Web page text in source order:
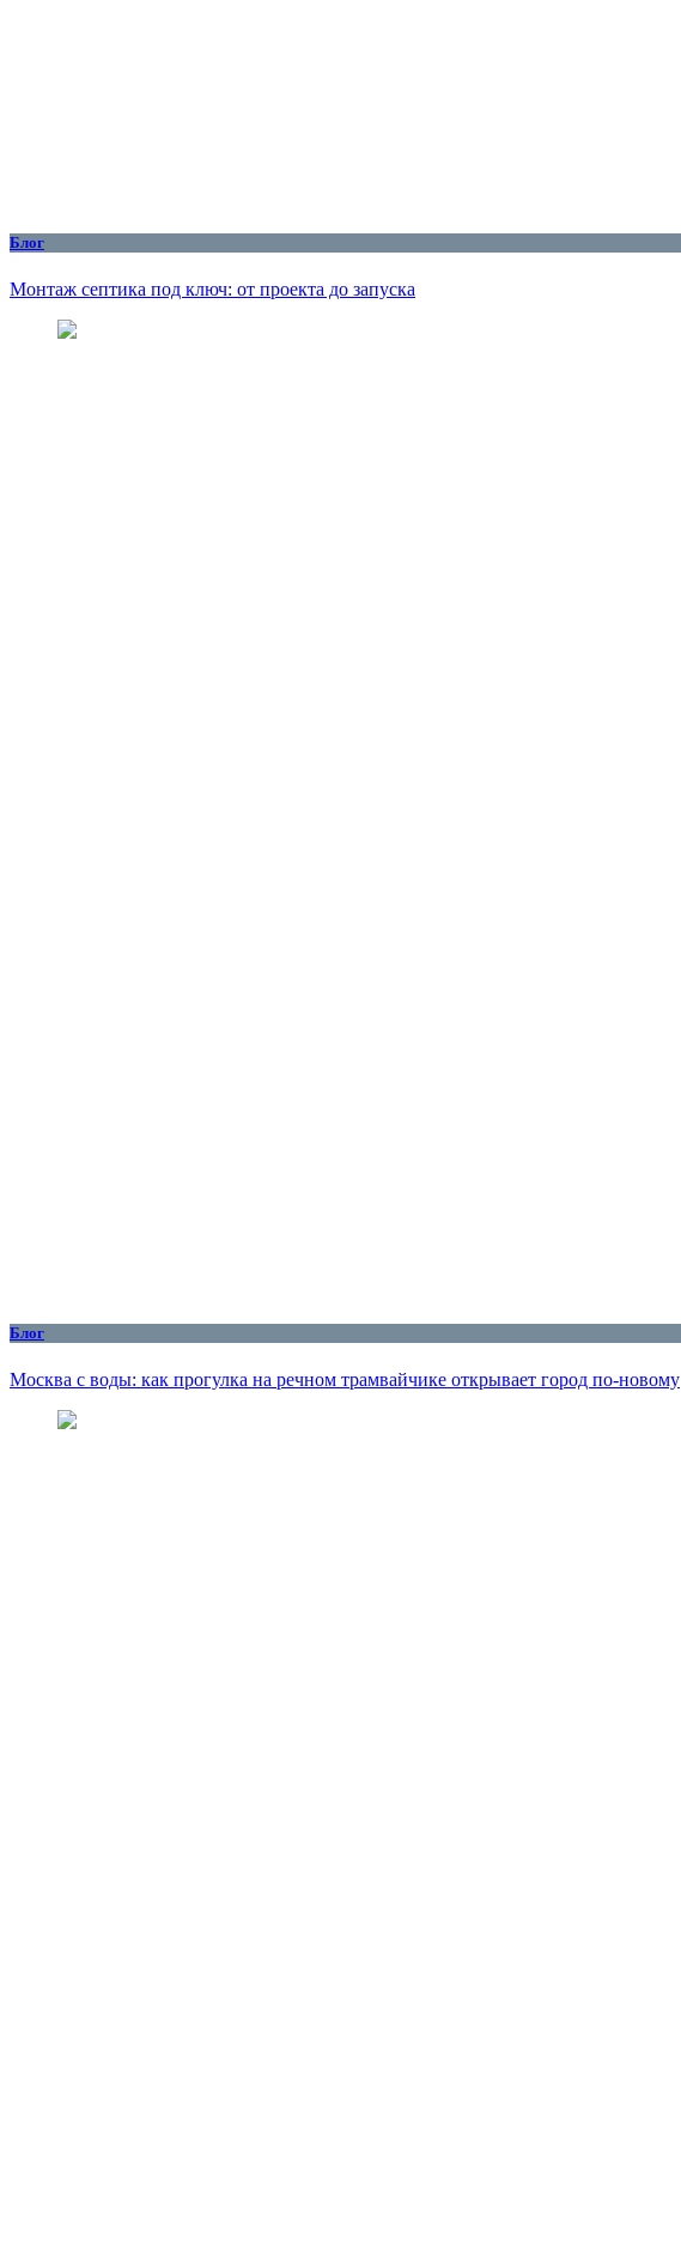
Блог
Монтаж септика под ключ: от проекта до запуска
Блог
Москва с воды: как прогулка на речном трамвайчике открывает город по‑новому